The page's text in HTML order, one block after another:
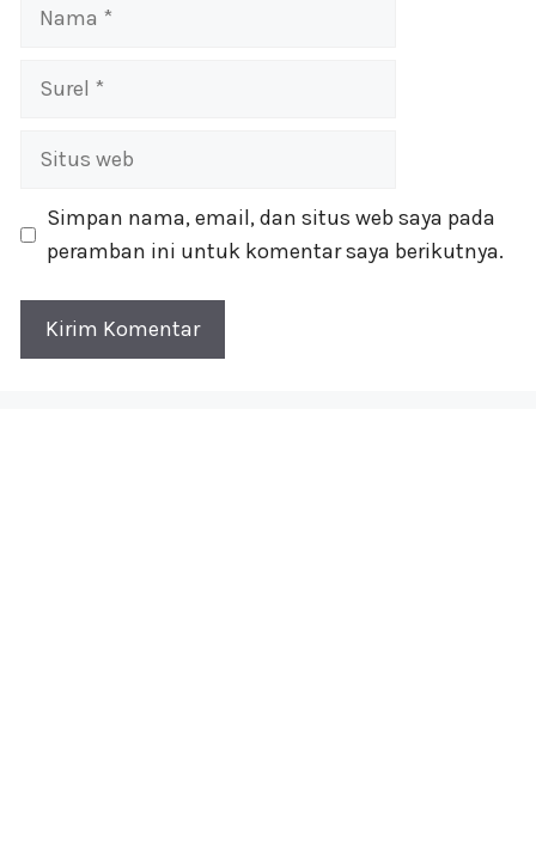
Surel
Situs
Simpan nama, email, dan situs web saya pada
peramban ini untuk komentar saya berikutnya.